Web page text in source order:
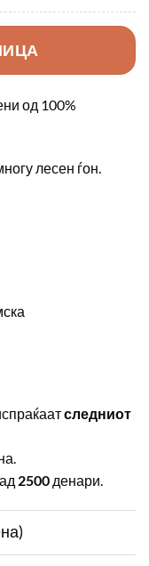
од 100%
лесен ѓон.
следниот
2500 денари.